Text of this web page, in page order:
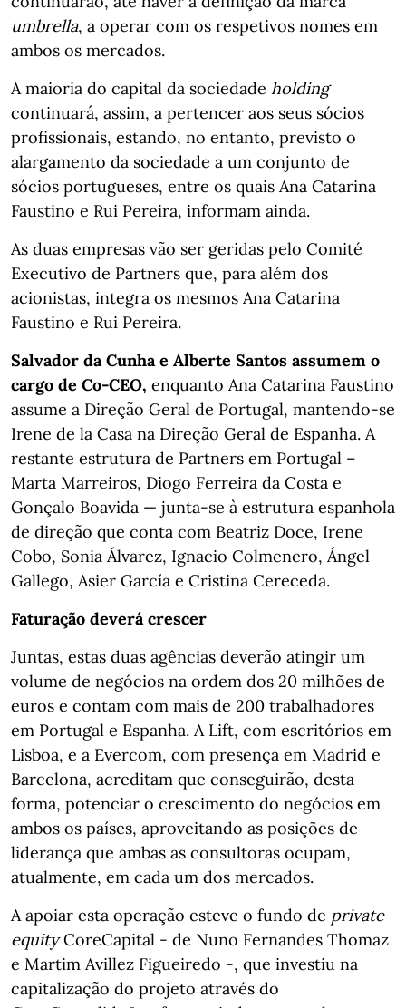
umbrella, a operar com os respetivos nomes em
ambos os mercados.
A maioria do capital da sociedade holding
continuará, assim, a pertencer aos seus sócios
profissionais, estando, no entanto, previsto o
alargamento da sociedade a um conjunto de
sócios portugueses, entre os quais Ana Catarina
Faustino e Rui Pereira, informam ainda.
As duas empresas vão ser geridas pelo Comité
Executivo de Partners que, para além dos
acionistas, integra os mesmos Ana Catarina
Faustino e Rui Pereira.
Salvador da Cunha e Alberte Santos assumem o
cargo de Co-CEO, enquanto Ana Catarina Faustino
assume a Direção Geral de Portugal, mantendo-se
Irene de la Casa na Direção Geral de Espanha. A
restante estrutura de Partners em Portugal –
Marta Marreiros, Diogo Ferreira da Costa e
Gonçalo Boavida — junta-se à estrutura espanhola
de direção que conta com Beatriz Doce, Irene
Cobo, Sonia Álvarez, Ignacio Colmenero, Ángel
Gallego, Asier García e Cristina Cereceda.
Faturação deverá crescer
Juntas, estas duas agências deverão atingir um
volume de negócios na ordem dos 20 milhões de
euros e contam com mais de 200 trabalhadores
em Portugal e Espanha. A Lift, com escritórios em
Lisboa, e a Evercom, com presença em Madrid e
Barcelona, acreditam que conseguirão, desta
forma, potenciar o crescimento do negócios em
ambos os países, aproveitando as posições de
liderança que ambas as consultoras ocupam,
atualmente, em cada um dos mercados.
A apoiar esta operação esteve o fundo de private
equityCoreCapital - de Nuno Fernandes Thomaz
e Martim Avillez Figueiredo -, que investiu na
capitalização do projeto através do